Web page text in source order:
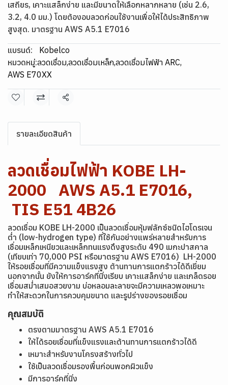
เสถียร, เคาะแสล็กง่าย และมีขนาดให้เลือกหลากหลาย (เช่น 2.6,
3.2, 4.0 มม.) โดยต้องอบลวดก่อนใช้งานเพื่อให้ได้ประสิทธิภาพ
สูงสุด. มาตรฐาน AWS A5.1 E7016
แบรนด์:
Kobelco
หมวดหมู่:ลวดเชื่อม,ลวดเชื่อมเหล็ก,ลวดเชื่อมไฟฟ้า ARC,
AWS E70XX
แชร์
รายละเอียดสินค้า
ลวดเชื่อมไฟฟ้า KOBE LH-
2000 AWS A5.1 E7016,
TIS E51 4B26
ลวดเชื่อม KOBE LH-2000 เป็นลวดเชื่อมหุ้มฟลักซ์ชนิดไฮโดรเจน
ต่ำ (low-hydrogen type) ที่ใช้กันอย่างแพร่หลายสำหรับการ
เชื่อมเหล็กเหนียวและเหล็กทนแรงดึงสูงระดับ 490 เมกะปาสคาล
(เทียบเท่า 70,000 PSI หรือมาตรฐาน AWS E7016) LH-2000
ให้รอยเชื่อมที่มีความแข็งแรงสูง ต้านทานการแตกร้าวได้ดีเยี่ยม
นอกจากนั้น ยังให้การอาร์คที่นิ่งเรียบ เคาะแสล็กง่าย และเกล็ดรอย
เชื่อมสม่ำเสมอสวยงาม บ่อหลอมละลายจะมีความเหลวพอเหมาะ
ทำให้สะดวกในการควบคุมขนาด และรูปร่างของรอยเชื่อม
คุณสมบัติ
ตรงตามมาตรฐาน AWS A5.1 E7016
ให้ได้รอยเชื่อมที่แข็งแรงและต้านทานการแตกร้าวได้ดี
เหมาะสำหรับงานโครงสร้างทั่วไป
ใช้เป็นลวดเชื่อมรองพื้นก่อนพอกผิวแข็ง
มีการอาร์คที่นิ่ง